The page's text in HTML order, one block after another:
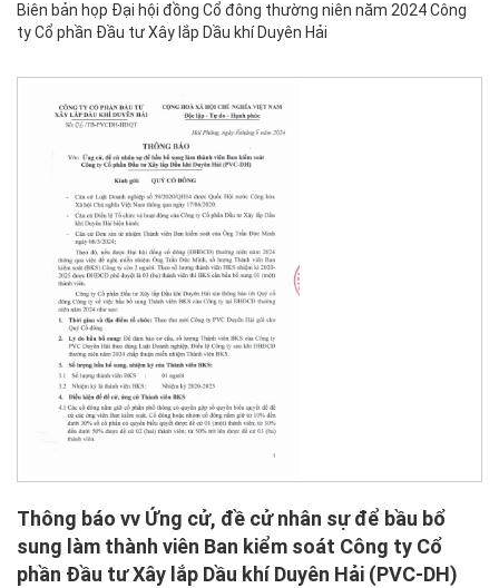
Biên bản họp Đại hội đồng Cổ đông thường niên năm 2024 Công
ty Cổ phần Đầu tư Xây lắp Dầu khí Duyên Hải
Thông báo vv Ứng cử, đề cử nhân sự để bầu bổ
sung làm thành viên Ban kiểm soát Công ty Cổ
phần Đầu tư Xây lắp Dầu khí Duyên Hải (PVC-DH)